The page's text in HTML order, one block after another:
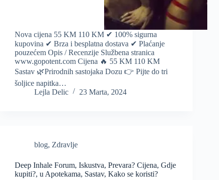
Nova cijena 55 KM 110 KM ✔ 100% sigurna
kupovina ✔ Brza i besplatna dostava ✔ Plaćanje
pouzećem Opis / Recenzije Službena stranica
www.gopotent.com Cijena 🔥 55 KM 110 KM
Sastav 🌿Prirodnih sastojaka Dozu 👉 Pijte do tri
šoljice napitka…
Lejla Delic
23 Marta, 2024
blog, Zdravlje
Deep Inhale Forum, Iskustva, Prevara? Cijena, Gdje
kupiti?, u Apotekama, Sastav, Kako se koristi?